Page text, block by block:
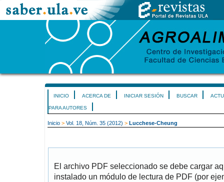
INICIO ACERCA DE INICIAR SESIÓN BUSCAR
PARA AUTORES
Inicio > Vol. 18, Núm. 35 (2012) > Lucchese-Cheung
El archivo PDF seleccionado se debe cargar
instalado un módulo de lectura de PDF (por